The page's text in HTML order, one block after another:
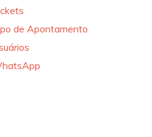
de Apontamento